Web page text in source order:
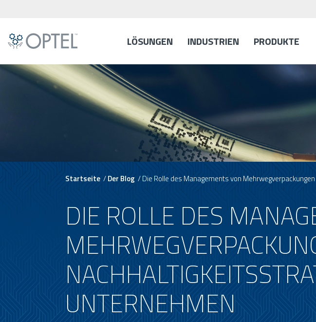
LÖSUNGEN INDUSTRIEN PRODUKTE
Startseite /Der Blog /Die Rolle des Managements von
DIE ROLLE DES
UNTERNEHMEN